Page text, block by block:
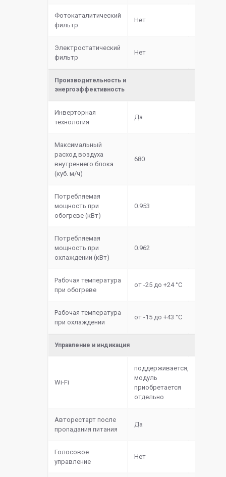
Фотокаталитический
фильтр
Нет
Электростатический
фильтр
Нет
Производительность и
энергоэффективность
Инверторная
технология
Да
Максимальный
расход воздуха
внутреннего блока
(куб. м/ч)
680
Потребляемая
мощность при
обогреве (кВт)
0.953
Потребляемая
мощность при
охлаждении (кВт)
0.962
Рабочая температура
при обогреве
от -25 до +24 °C
Рабочая температура
при охлаждении
от -15 до +43 °C
Управление и индикация
Wi-Fi
поддерживается,
модуль
приобретается
отдельно
Авторестарт после
пропадания питания
Да
Голосовое
управление
Нет